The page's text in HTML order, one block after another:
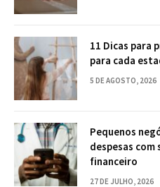
11 Dicas para
para cada
5 DE AGOSTO, 2026
Pequenos
despesas com
financeiro
27 DE JULHO, 2026